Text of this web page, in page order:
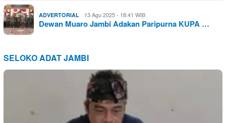
ADVERTORIAL 13 Agu 2025 - 18:41 WIB
Dewan Muaro Jambi Adakan Paripurna KUPA …
SELOKO ADAT JAMBI